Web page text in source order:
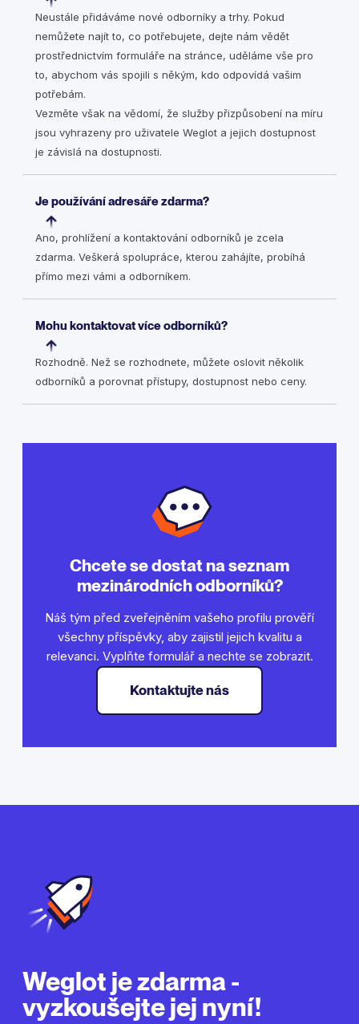
Neustále přidáváme nové odborníky a trhy. Pokud
nemůžete najít to, co potřebujete, dejte nám vědět
prostřednictvím formuláře na stránce, uděláme vše pro
to, abychom vás spojili s někým, kdo odpovídá vašim
potřebám.
Vezměte však na vědomí, že služby přizpůsobení na míru
jsou vyhrazeny pro uživatele Weglot a jejich dostupnost
je závislá na dostupnosti.
Je používání adresáře zdarma?
Ano, prohlížení a kontaktování odborníků je zcela
zdarma. Veškerá spolupráce, kterou zahájíte, probíhá
přímo mezi vámi a odborníkem.
Mohu kontaktovat více odborníků?
Rozhodně. Než se rozhodnete, můžete oslovit několik
odborníků a porovnat přístupy, dostupnost nebo ceny.
Chcete se dostat na seznam
mezinárodních odborníků?
Náš tým před zveřejněním vašeho profilu prověří
všechny příspěvky, aby zajistil jejich kvalitu a
relevanci. Vyplňte formulář a nechte se zobrazit.
Kontaktujte nás
Weglot je zdarma -
vyzkoušejte jej nyní!